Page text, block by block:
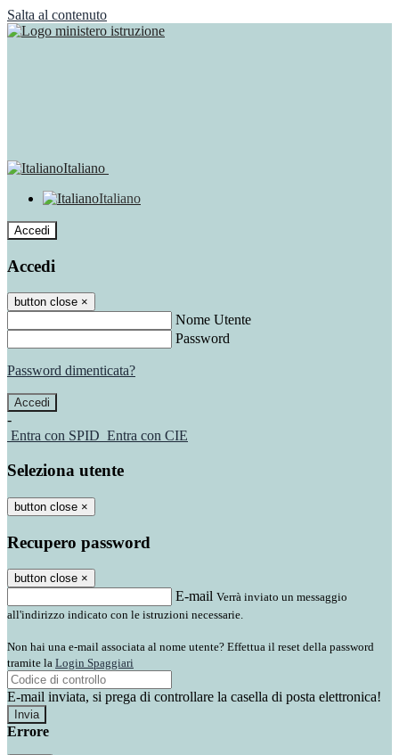
Salta al contenuto
Italiano
Italiano
Accedi
Accedi
button close ×
Nome Utente
Password
Password dimenticata?
-
Entra con SPID Entra con CIE
Seleziona utente
button close ×
Recupero password
button close ×
E-mail Verrà inviato un messaggio
all'indirizzo indicato con le istruzioni necessarie.
Non hai una e-mail associata al nome utente? Effettua il reset della password
tramite la Login Spaggiari
E-mail inviata, si prega di controllare la casella di posta elettronica!
Errore